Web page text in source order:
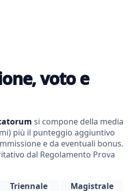
voto e
si compone della media
più il punteggio aggiuntivo
e da eventuali bonus.
dal Regolamento Prova
Triennale
Magistrale